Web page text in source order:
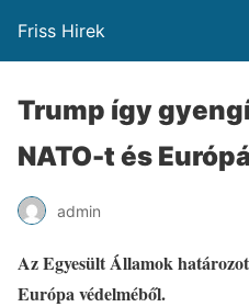
Friss Hirek
Trump így
NATO-t és
admin
Az Egyesült Államok
Európa védelméből.